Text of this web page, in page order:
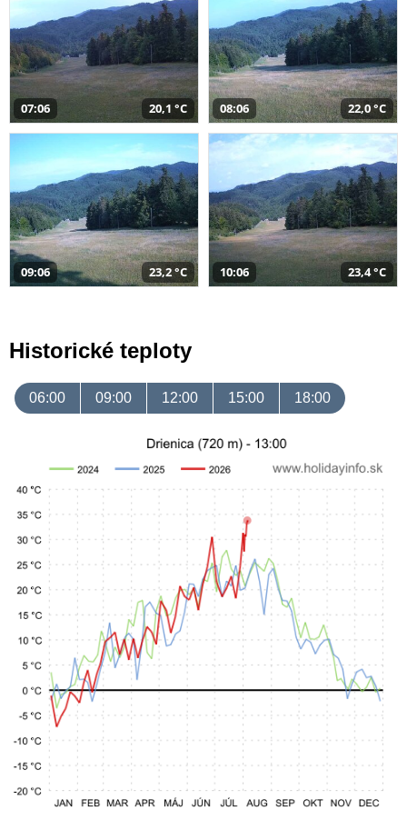
07:06 20,1 °C 08:06 22,0 °C
09:06 23,2 °C 10:06 23,4 °C
Historické teploty
06:00 09:00 12:00 15:00 18:00